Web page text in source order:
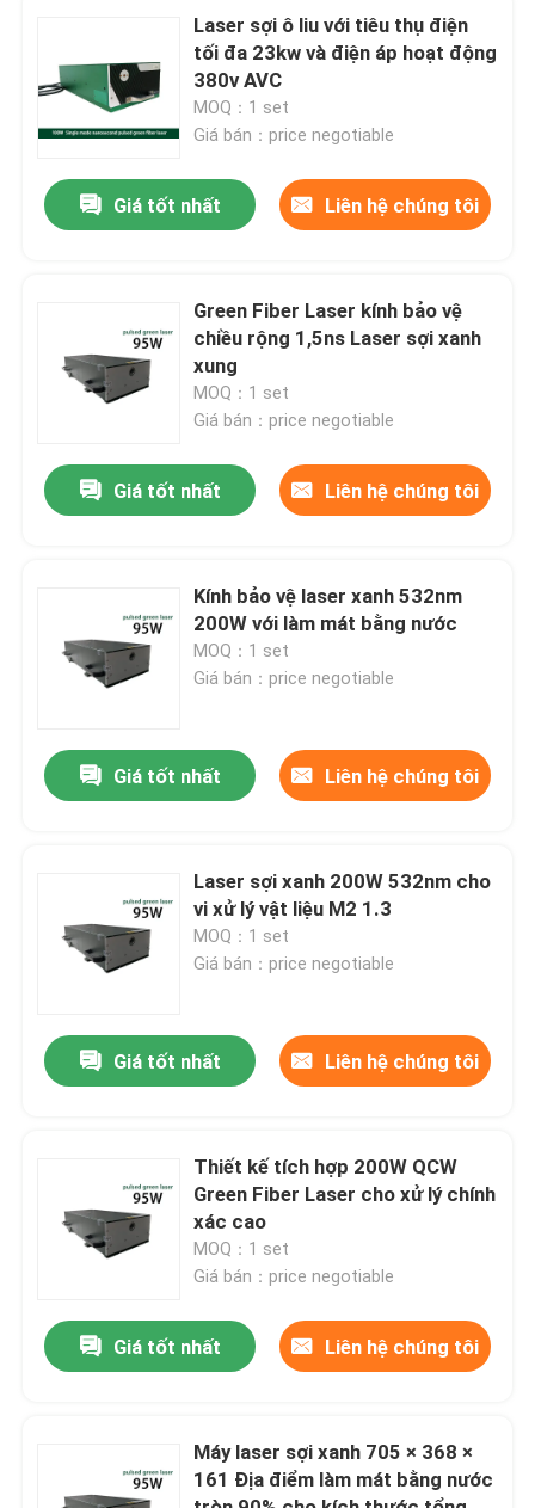
Video
Chương trình VR
Tham quan nhà máy
Kiểm soát chất lượng
Liên hệ chúng tôi
Laser sợi xanh
Laser sợi ô liu với tiêu thụ điện
tối đa 23kw và điện áp hoạt động
380v AVC
MOQ：1 set
Giá bán：price negotiable
Giá tốt nhất Liên hệ chúng tôi
Green Fiber Laser kính bảo vệ
chiều rộng 1,5ns Laser sợi xanh
xung
MOQ：1 set
Giá bán：price negotiable
Giá tốt nhất Liên hệ chúng tôi
Kính bảo vệ laser xanh 532nm
200W với làm mát bằng nước
MOQ：1 set
Giá bán：price negotiable
Giá tốt nhất Liên hệ chúng tôi
Laser sợi xanh 200W 532nm cho
vi xử lý vật liệu M2 1.3
MOQ：1 set
Giá bán：price negotiable
Giá tốt nhất Liên hệ chúng tôi
Thiết kế tích hợp 200W QCW
Green Fiber Laser cho xử lý chính
xác cao
MOQ：1 set
Giá bán：price negotiable
Giá tốt nhất Liên hệ chúng tôi
Máy laser sợi xanh 705 × 368 ×
161 Địa điểm làm mát bằng nước